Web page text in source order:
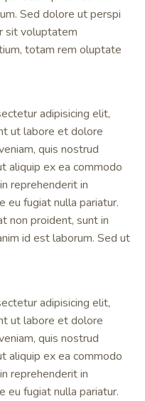
Sed dolore ut perspi
sit voluptatem
totam rem oluptate
adipisicing elit,
ut labore et dolore
quis nostrud
aliquip ex ea commodo
reprehenderit in
fugiat nulla pariatur.
non proident, sunt in
id est laborum. Sed ut
adipisicing elit,
ut labore et dolore
quis nostrud
aliquip ex ea commodo
reprehenderit in
fugiat nulla pariatur.